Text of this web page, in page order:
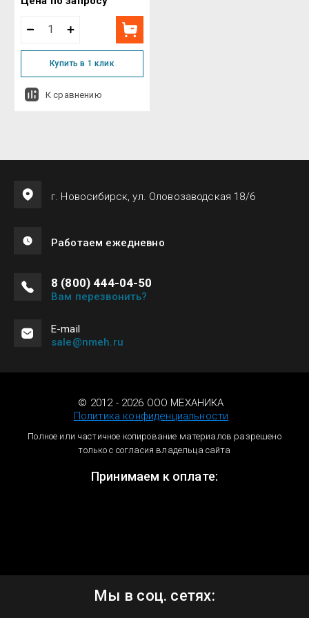
Купить в 1 клик
К сравнению
г. Новосибирск, ул. Оловозаводская 18/6
Работаем ежедневно
8 (800) 444-04-50
Вам перезвонить?
Е-mail
sale@nmeh.ru
© 2012 - 2026 ООО МЕХАНИКА
Политика конфиденциальности
Полное или частичное копирование материалов разрешено
только с согласия владельца сайта
Принимаем к оплате:
Мы в соц. сетях: